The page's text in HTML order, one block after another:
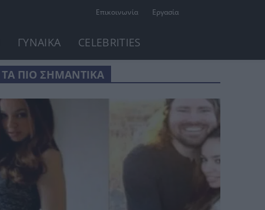
Επικοινωνία Εργασία
ΓΥΝΑΙΚΑ CELEBRITIES
ΤΑ ΠΙΟ ΣΗΜΑΝΤΙΚΑ